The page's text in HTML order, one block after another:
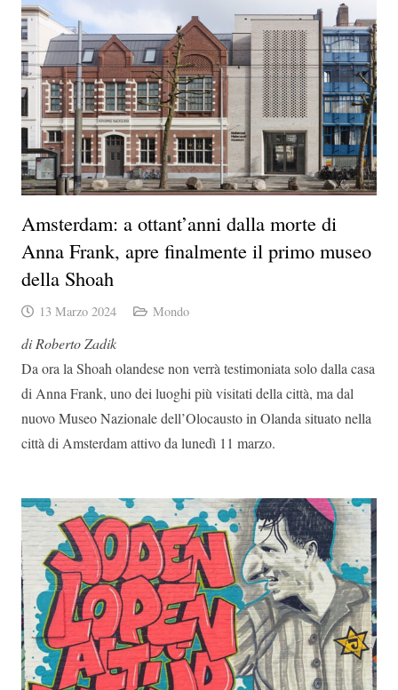
Amsterdam: a ottant’anni dalla morte di
Anna Frank, apre finalmente il primo museo
della Shoah
13 Marzo 2024 Mondo
di Roberto Zadik
Da ora la Shoah olandese non verrà testimoniata solo dalla casa
di Anna Frank, uno dei luoghi più visitati della città, ma dal
nuovo Museo Nazionale dell’Olocausto in Olanda situato nella
città di Amsterdam attivo da lunedì 11 marzo.